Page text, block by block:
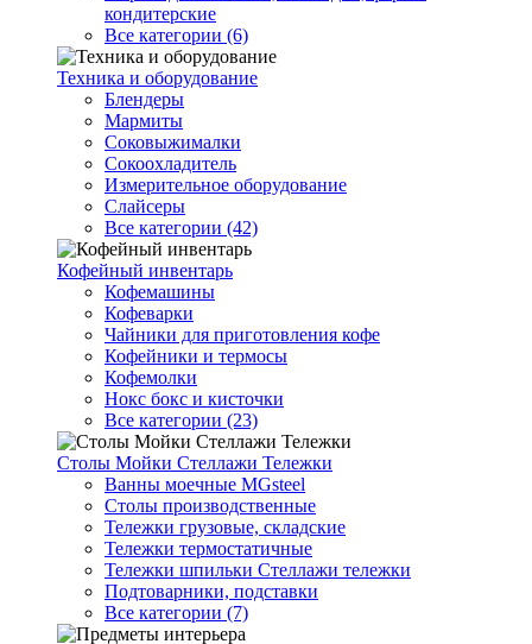
кондитерские
Все категории (6)
Техника и оборудование
Блендеры
Мармиты
Соковыжималки
Сокоохладитель
Измерительное оборудование
Слайсеры
Все категории (42)
Кофейный инвентарь
Кофемашины
Кофеварки
Чайники для приготовления кофе
Кофейники и термосы
Кофемолки
Нокс бокс и кисточки
Все категории (23)
Столы Мойки Стеллажи Тележки
Ванны моечные MGsteel
Столы производственные
Тележки грузовые, складские
Тележки термостатичные
Тележки шпильки Стеллажи тележки
Подтоварники, подставки
Все категории (7)